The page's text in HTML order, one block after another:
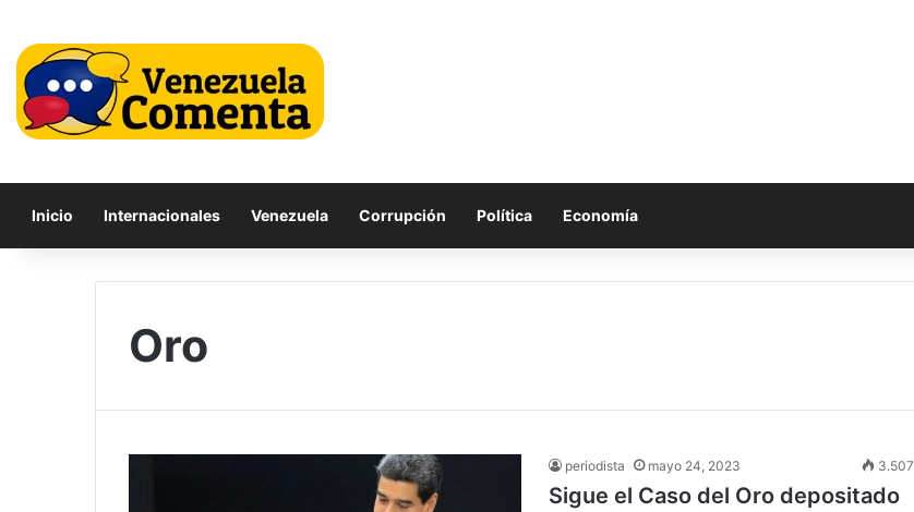
Inicio Internacionales Venezuela Corrupción Política Economía
Oro
periodista mayo 24, 2023 3.507
Sigue el Caso del Oro depositado